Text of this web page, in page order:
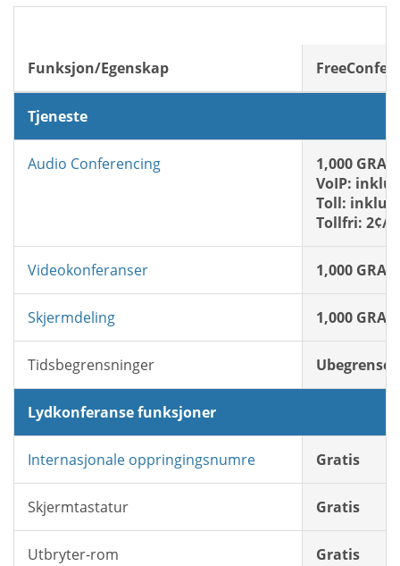
Funksjon/Egenskap
Tjeneste
Audio Conferencing
1,000
VoIP:
Toll:
Tollfri: 2¢/
Videokonferanser 1,000
Skjermdeling 1,000
Tidsbegrensninger Ubegrenset
Lydkonferanse funksjoner
Internasjonale oppringingsnumre Gratis
Skjermtastatur Gratis
Utbryter-rom Gratis